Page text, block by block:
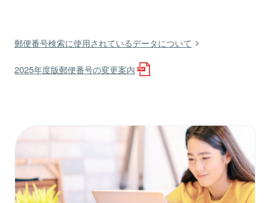
郵便番号検索に使用されているデータについて
2025年度版郵便番号の変更案内